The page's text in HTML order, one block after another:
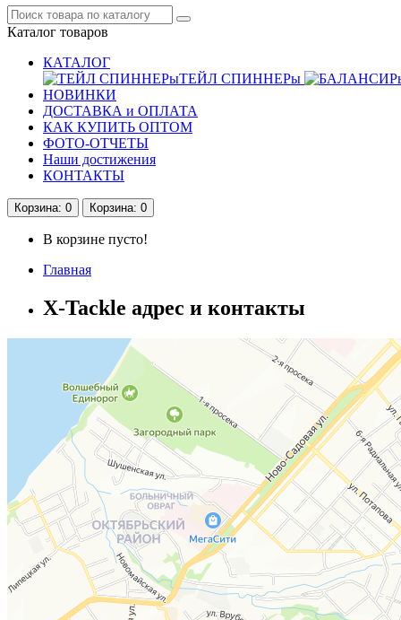
Каталог товаров
КАТАЛОГ
ТЕЙЛ СПИННЕРы
НОВИНКИ
ДОСТАВКА и ОПЛАТА
КАК КУПИТЬ ОПТОМ
ФОТО-ОТЧЕТЫ
Наши достижения
КОНТАКТЫ
Корзина: 0 Корзина: 0
В корзине пусто!
Главная
X-Tackle адрес и контакты